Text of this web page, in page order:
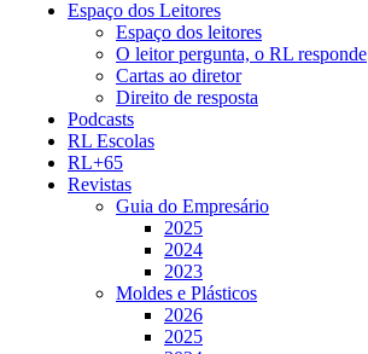
Espaço dos Leitores
Espaço dos leitores
O leitor pergunta, o RL responde
Cartas ao diretor
Direito de resposta
Podcasts
RL Escolas
RL+65
Revistas
Guia do Empresário
2025
2024
2023
Moldes e Plásticos
2026
2025